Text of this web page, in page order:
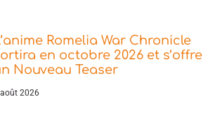
Romelia War Chronicle
en octobre 2026 et s’offre
Nouveau Teaser
2026